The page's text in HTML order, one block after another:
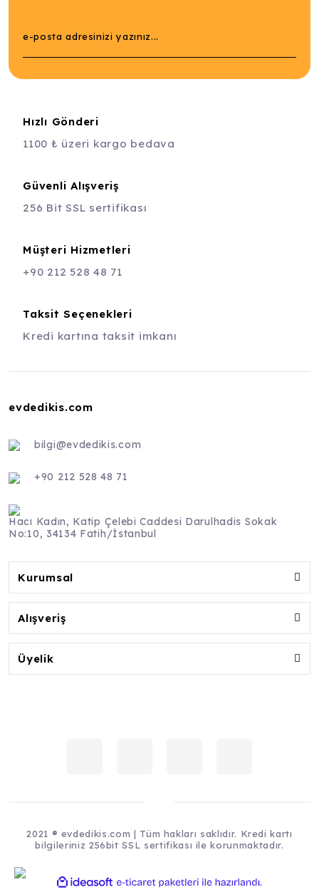
Hızlı Gönderi
1100 ₺ üzeri kargo bedava
Güvenli Alışveriş
256 Bit SSL sertifikası
Müşteri Hizmetleri
+90 212 528 48 71
Taksit Seçenekleri
Kredi kartına taksit imkanı
evdedikis.com
bilgi@evdedikis.com
+90 212 528 48 71
Hacı Kadın, Katip Çelebi Caddesi Darulhadis Sokak
No:10, 34134 Fatih/İstanbul
Kurumsal
Alışveriş
Üyelik
2021 ® evdedikis.com | Tüm hakları saklıdır. Kredi kartı
bilgileriniz 256bit SSL sertifikası ile korunmaktadır.
ideasoft
e-